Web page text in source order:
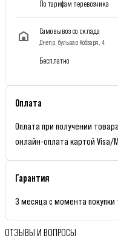
По тарифам перевозчика
Самовывоз со склада
Днепр, бульвар Кобзаря, 4
Бесплатно
Оплата
Оплата при получении
онлайн-оплата картой
Гарантия
3 месяца с момента покупки
ОТЗЫВЫ И ВОПРОСЫ